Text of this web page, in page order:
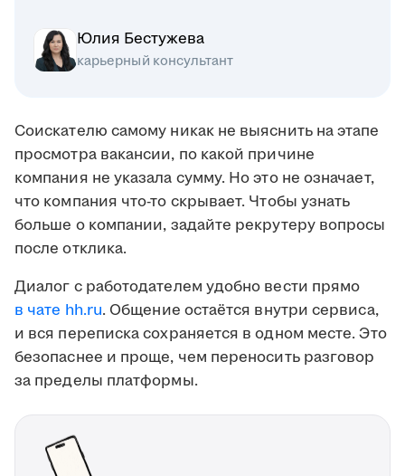
Юлия Бестужева
карьерный консультант
Соискателю самому никак не выяснить на этапе
просмотра вакансии, по какой причине
компания не указала сумму. Но это не означает,
что компания что-то скрывает. Чтобы узнать
больше о компании, задайте рекрутеру вопросы
после отклика.
Диалог с работодателем удобно вести прямо
в чате hh.ru. Общение остаётся внутри сервиса,
и вся переписка сохраняется в одном месте. Это
безопаснее и проще, чем переносить разговор
за пределы платформы.